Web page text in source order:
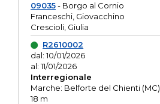
09035- Borgo al Cornio
Franceschi, Giovacchino
Crescioli, Giulia
R2610002
dal: 10/01/2026
al: 11/01/2026
Interregionale
Marche: Belforte del Chienti (MC)
18 m